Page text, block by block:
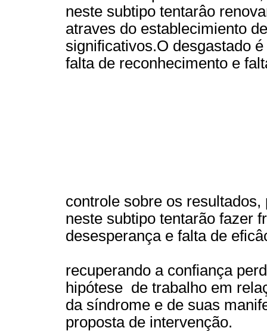
neste subtipo tentarâo
atraves do establecimiento
significativos.O desgastado
falta de reconhecimento e
controle sobre os
neste subtipo tentarão fazer
desesperança e falta de
recuperando a confiança
hipótese de trabalho em
da síndrome e de suas
proposta de intervenção.